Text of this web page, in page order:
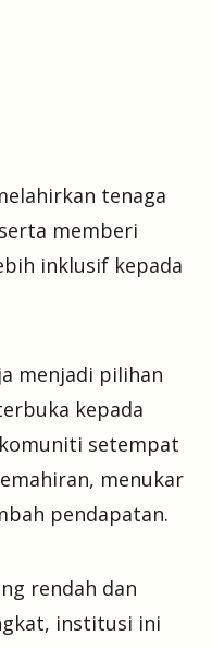
tenaga
memberi
inklusif kepada
menjadi pilihan
kepada
setempat
menukar
pendapatan.
rendah dan
institusi ini